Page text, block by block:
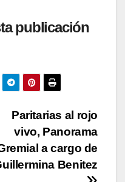
m
ar
tir
publicación
Paritarias al rojo
vivo, Panorama
a cargo de
Benitez